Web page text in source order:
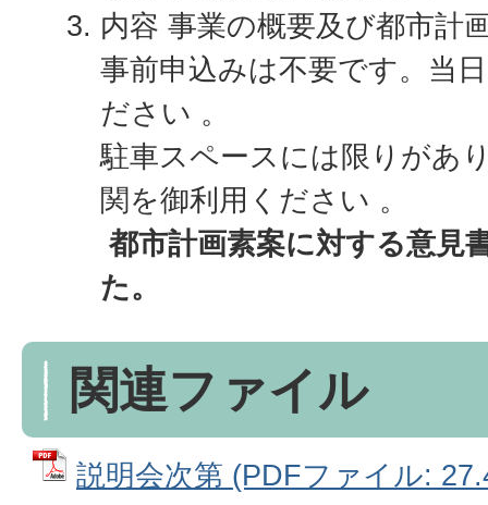
内容 事業の概要及び都市計
事前申込みは不要です。当
ださい 。
駐車スペースには限りがあ
関を御利用ください 。
都市計画素案に対する意見
た。
関連ファイル
説明会次第 (PDFファイル: